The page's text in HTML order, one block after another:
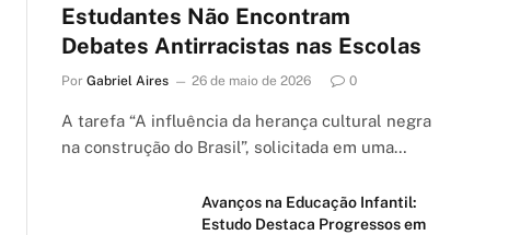
Estudantes Não Encontram
Debates Antirracistas nas Escolas
Por Gabriel Aires 26 de maio de 2026 0
A tarefa “A influência da herança cultural negra
na construção do Brasil”, solicitada em uma…
Avanços na Educação Infantil:
Estudo Destaca Progressos em